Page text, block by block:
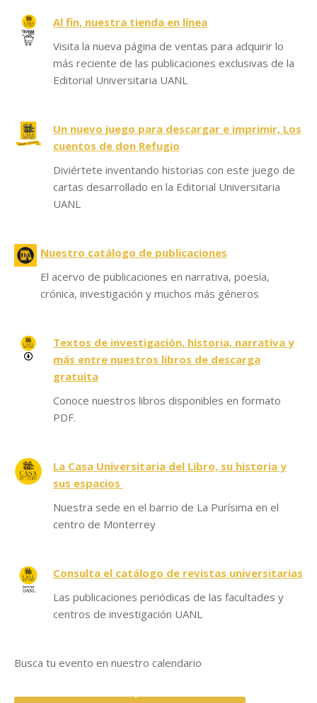
Al fin, nuestra tienda en línea
Visita la nueva página de ventas para adquirir lo
más reciente de las publicaciones exclusivas de la
Editorial Universitaria UANL
Un nuevo juego para descargar e imprimir, Los
cuentos de don Refugio
Diviértete inventando historias con este juego de
cartas desarrollado en la Editorial Universitaria
UANL
Nuestro catálogo de publicaciones
El acervo de publicaciones en narrativa, poesía,
crónica, investigación y muchos más géneros
Textos de investigación, historia, narrativa y
más entre nuestros libros de descarga
gratuita
Conoce nuestros libros disponibles en formato
PDF.
La Casa Universitaria del Libro, su historia y
sus espacios
Nuestra sede en el barrio de La Purísima en el
centro de Monterrey
Consulta el catálogo de revistas universitarias
Las publicaciones periódicas de las facultades y
centros de investigación UANL
Busca tu evento en nuestro calendario